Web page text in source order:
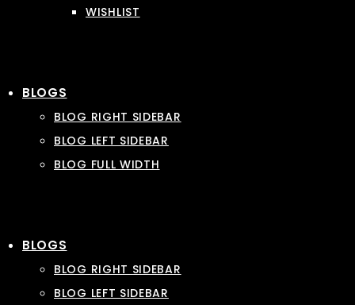
WISHLIST
BLOGS
BLOG RIGHT SIDEBAR
BLOG LEFT SIDEBAR
BLOG FULL WIDTH
BLOGS
BLOG RIGHT SIDEBAR
BLOG LEFT SIDEBAR